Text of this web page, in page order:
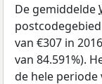
De gemiddelde
van €307 in
van 84.591%).
de hele periode